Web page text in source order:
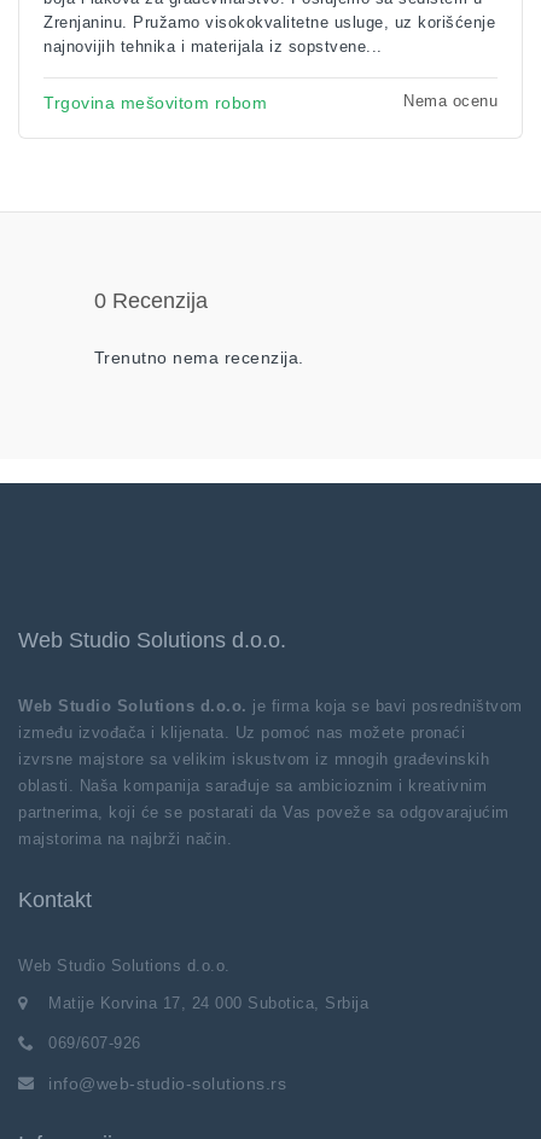
Zrenjaninu. Pružamo visokokvalitetne usluge, uz korišćenje
najnovijih tehnika i materijala iz sopstvene...
Trgovina mešovitom robom Nema ocenu
0 Recenzija
Trenutno nema recenzija.
Web Studio Solutions d.o.o.
Web Studio Solutions d.o.o. je firma koja se bavi posredništvom
između izvođača i klijenata. Uz pomoć nas možete pronaći
izvrsne majstore sa velikim iskustvom iz mnogih građevinskih
oblasti. Naša kompanija sarađuje sa ambicioznim i kreativnim
partnerima, koji će se postarati da Vas poveže sa odgovarajućim
majstorima na najbrži način.
Kontakt
Web Studio Solutions d.o.o.
Matije Korvina 17, 24 000 Subotica, Srbija
069/607-926
info@web-studio-solutions.rs